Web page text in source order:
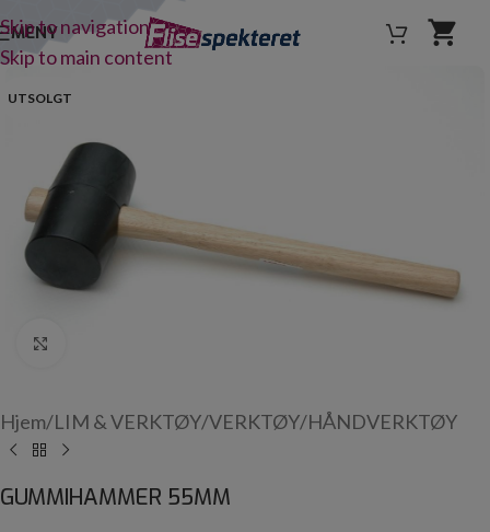
Skip to navigation
Skip to main content
MENY
UTSOLGT
Hjem/LIM & VERKTØY/VERKTØY/HÅNDVERKTØY
GUMMIHAMMER 55MM